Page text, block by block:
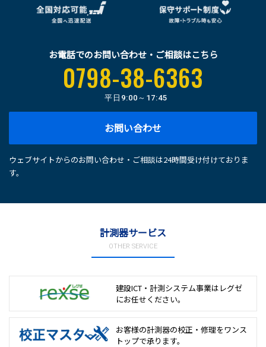
お電話でのお問い合わせ・ご相談はこちら
0798-38-6363
平日 9:00～17:45
お問い合わせ
ウェブサイトからのお問い合わせ・ご相談は24時間受け付けておりま
す。
計測器サービス
OTHER SERVICE
建設ICT・計測システム事業は レグゼ
にお任せください。
お客様の計測器の校正・修理をワンス
トップで承ります。